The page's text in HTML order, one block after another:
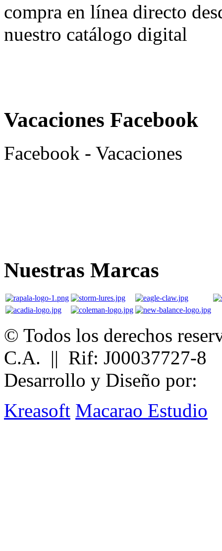
compra en línea directo
nuestro catálogo digital
Vacaciones Facebook
Facebook - Vacaciones
Nuestras Marcas
© Todos los derechos
C.A. || Rif: J00037727-8
Desarrollo y Diseño por:
Kreasoft Macarao Estudio